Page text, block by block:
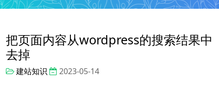
把页面内容从wordpress的搜索结果中
去掉
建站知识 2023-05-14